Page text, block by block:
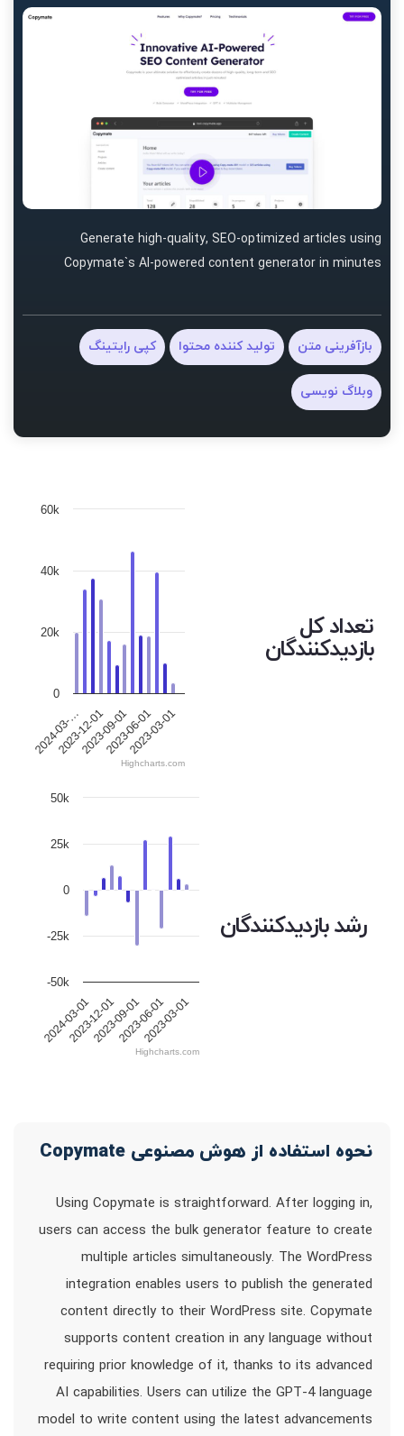
Generate high-quality, SEO-optimized articles using
Copymate`s AI-powered content generator in minutes
بازآفرینی متن تولید کننده محتوا کپی رایتینگ
وبلاگ نویسی
تعداد کل
بازدیدکنندگان
2024-03-…
2023-12-012023-09-012023-06-01
2023-03-01
0
20k
40k
60k
Highcharts.com
رشد بازدیدکنندگان
2024-03-01
2023-12-012023-09-012023-06-012023-03-01
0
-50k
-25k
25k
50k
Highcharts.com
نحوه استفاده از هوش مصنوعی Copymate
Using Copymate is straightforward. After logging in,
users can access the bulk generator feature to create
multiple articles simultaneously. The WordPress
integration enables users to publish the generated
content directly to their WordPress site. Copymate
supports content creation in any language without
requiring prior knowledge of it, thanks to its advanced
AI capabilities. Users can utilize the GPT-4 language
model to write content using the latest advancements